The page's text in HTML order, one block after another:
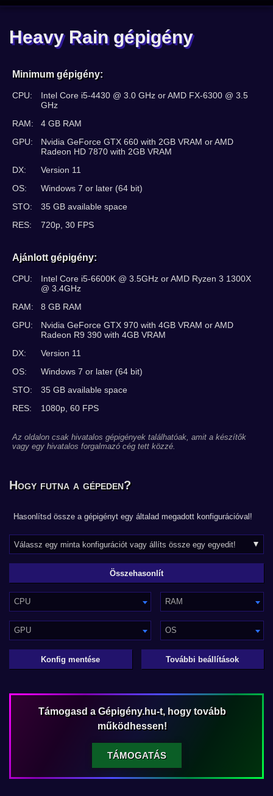
Heavy Rain gépigény
Minimum gépigény:
CPU:
Intel Core i5-4430 @ 3.0 GHz or AMD FX-6300 @ 3.5
GHz
RAM:
4 GB RAM
GPU:
Nvidia GeForce GTX 660 with 2GB VRAM or AMD
Radeon HD 7870 with 2GB VRAM
DX:
Version 11
OS:
Windows 7 or later (64 bit)
STO:
35 GB available space
RES:
720p, 30 FPS
Ajánlott gépigény:
CPU:
Intel Core i5-6600K @ 3.5GHz or AMD Ryzen 3 1300X
@ 3.4GHz
RAM:
8 GB RAM
GPU:
Nvidia GeForce GTX 970 with 4GB VRAM or AMD
Radeon R9 390 with 4GB VRAM
DX:
Version 11
OS:
Windows 7 or later (64 bit)
STO:
35 GB available space
RES:
1080p, 60 FPS
Az oldalon csak hivatalos gépigények találhatóak, amit a készítők
vagy egy hivatalos forgalmazó cég tett közzé.
Hogy futna a gépeden?
Hasonlítsd össze a gépigényt egy általad megadott konfigurációval!
CPU RAM
GPU OS
Konfig mentése További beállítások
Támogasd a Gépigény.hu-t, hogy tovább
működhessen!
TÁMOGATÁS